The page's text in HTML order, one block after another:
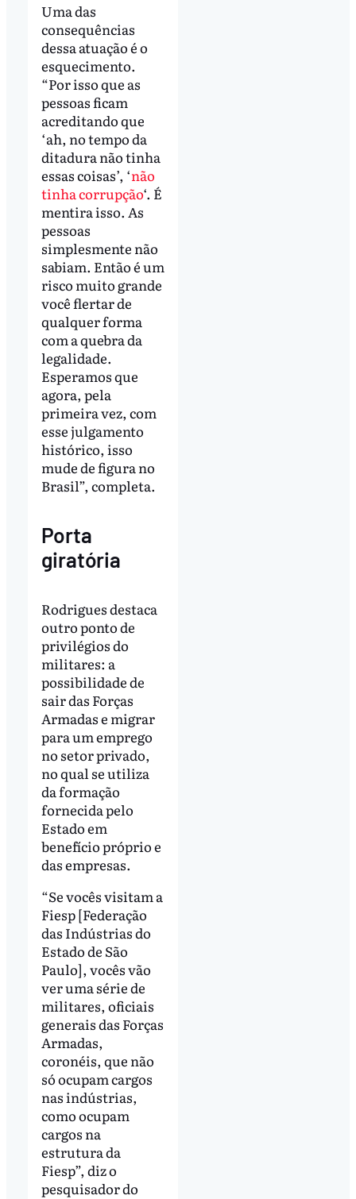
Uma das
consequências
dessa atuação é o
esquecimento.
“Por isso que as
pessoas ficam
acreditando que
‘ah, no tempo da
ditadura não tinha
essas coisas’, ‘não
tinha corrupção‘. É
mentira isso. As
pessoas
simplesmente não
sabiam. Então é um
risco muito grande
você flertar de
qualquer forma
com a quebra da
legalidade.
Esperamos que
agora, pela
primeira vez, com
esse julgamento
histórico, isso
mude de figura no
Brasil”, completa.
Porta
giratória
Rodrigues destaca
outro ponto de
privilégios do
militares: a
possibilidade de
sair das Forças
Armadas e migrar
para um emprego
no setor privado,
no qual se utiliza
da formação
fornecida pelo
Estado em
benefício próprio e
das empresas.
“Se vocês visitam a
Fiesp [Federação
das Indústrias do
Estado de São
Paulo], vocês vão
ver uma série de
militares, oficiais
generais das Forças
Armadas,
coronéis, que não
só ocupam cargos
nas indústrias,
como ocupam
cargos na
estrutura da
Fiesp”, diz o
pesquisador do